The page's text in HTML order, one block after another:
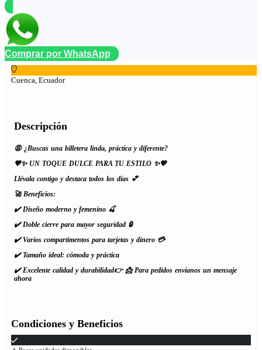
Comprar por WhatsApp
Cuenca, Ecuador
Descripción
😩 ¿Buscas una billetera linda, práctica y diferente?
💖✨ UN TOQUE DULCE PARA TU ESTILO ✨💖
Llévala contigo y destaca todos los días 💕
🚀 Beneficios:
✔️ Diseño moderno y femenino 🍒
✔️ Doble cierre para mayor seguridad 🔒
✔️ Varios compartimentos para tarjetas y dinero 💳
✔️ Tamaño ideal: cómoda y práctica
✔️ Excelente calidad y durabilidad👉 📩 Para pedidos envíanos un mensaje
ahora
Condiciones y Beneficios